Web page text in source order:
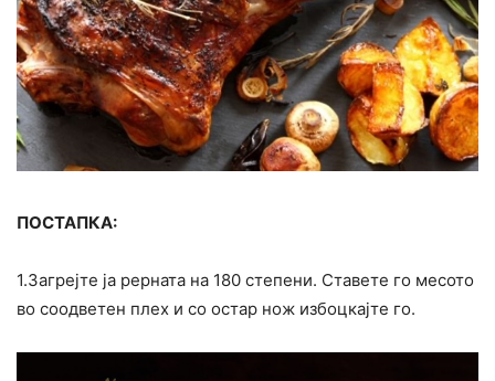
ПОСТАПКА:
1.Загрејте ја рерната на 180 степени. Ставете го месото
во соодветен плех и со остар нож избоцкајте го.